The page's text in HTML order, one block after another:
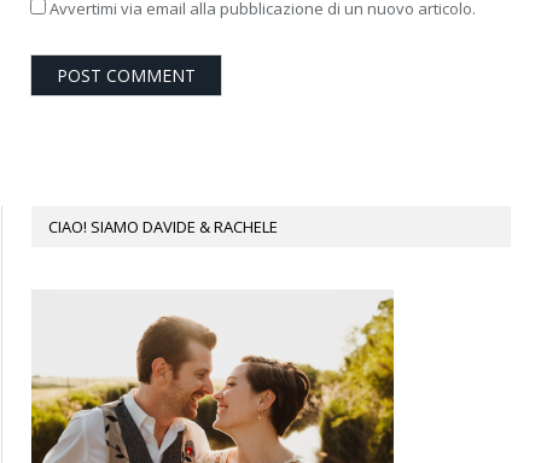
Avvertimi via email alla pubblicazione di un nuovo articolo.
CIAO! SIAMO DAVIDE & RACHELE